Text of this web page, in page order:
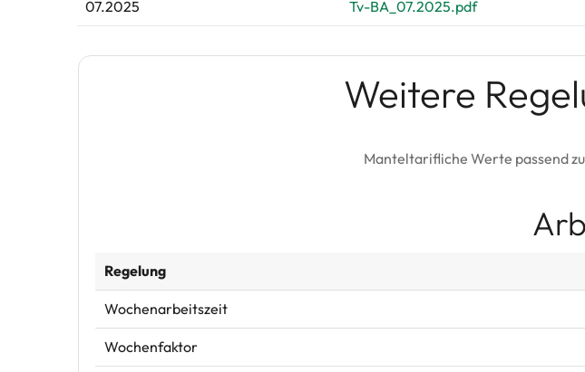
07.2025 Tv-BA_07.2025.pdf
Weitere
Manteltarifliche Werte passend
Regelung
Wochenarbeitszeit
Wochenfaktor